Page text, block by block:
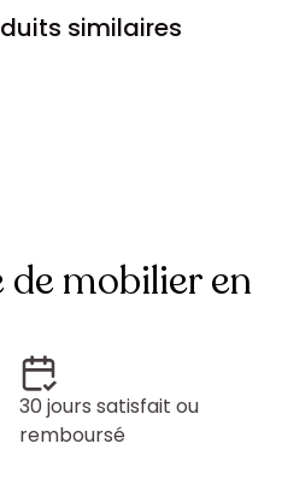
similaires
de mobilier en
30 jours satisfait ou
remboursé